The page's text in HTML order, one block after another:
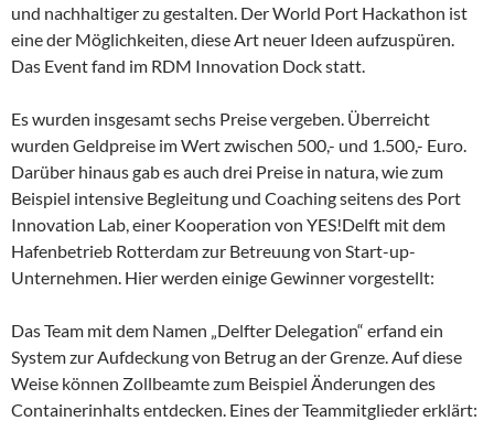
und nachhaltiger zu gestalten. Der World Port Hackathon ist
eine der Möglichkeiten, diese Art neuer Ideen aufzuspüren.
Das Event fand im RDM Innovation Dock statt.
Es wurden insgesamt sechs Preise vergeben. Überreicht
wurden Geldpreise im Wert zwischen 500,- und 1.500,- Euro.
Darüber hinaus gab es auch drei Preise in natura, wie zum
Beispiel intensive Begleitung und Coaching seitens des Port
Innovation Lab, einer Kooperation von YES!Delft mit dem
Hafenbetrieb Rotterdam zur Betreuung von Start-up-
Unternehmen. Hier werden einige Gewinner vorgestellt:
Das Team mit dem Namen „Delfter Delegation“ erfand ein
System zur Aufdeckung von Betrug an der Grenze. Auf diese
Weise können Zollbeamte zum Beispiel Änderungen des
Containerinhalts entdecken. Eines der Teammitglieder erklärt: